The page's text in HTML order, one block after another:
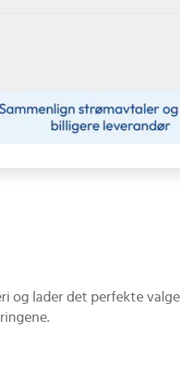
og lader det perfekte